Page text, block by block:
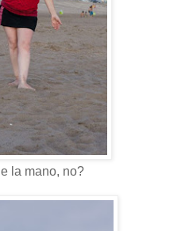
la mano, no?